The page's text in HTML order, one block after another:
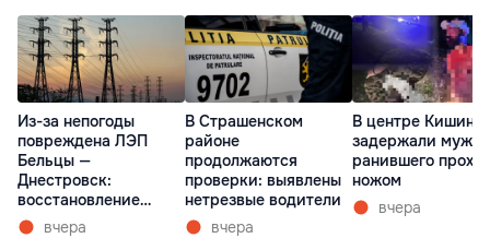
Из-за непогоды
повреждена ЛЭП
Бельцы —
Днестровск:
восстановление
займет более недели
вчера
В Страшенском
районе
продолжаются
проверки: выявлены
нетрезвые водители
вчера
В центре
задержали
ранившего
ножом
вчера